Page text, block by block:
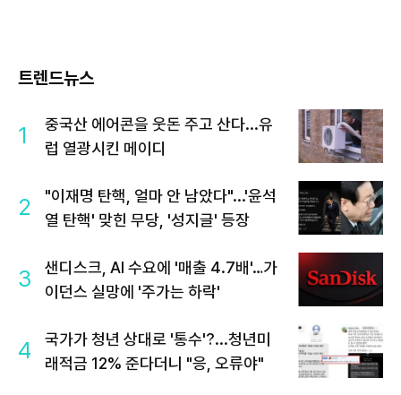
트렌드뉴스
1
중국산 에어콘을 웃돈 주고 산다...유
럽 열광시킨 메이디
2
"이재명 탄핵, 얼마 안 남았다"...'윤석
열 탄핵' 맞힌 무당, '성지글' 등장
3
샌디스크, AI 수요에 '매출 4.7배'…가
이던스 실망에 '주가는 하락'
4
국가가 청년 상대로 '통수'?...청년미
래적금 12% 준다더니 "응, 오류야"